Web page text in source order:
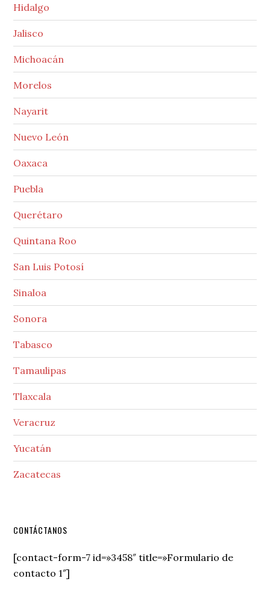
Hidalgo
Jalisco
Michoacán
Morelos
Nayarit
Nuevo León
Oaxaca
Puebla
Querétaro
Quintana Roo
San Luis Potosí
Sinaloa
Sonora
Tabasco
Tamaulipas
Tlaxcala
Veracruz
Yucatán
Zacatecas
Secondary
Sidebar
CONTÁCTANOS
[contact-form-7 id=»3458″ title=»Formulario de
contacto 1″]